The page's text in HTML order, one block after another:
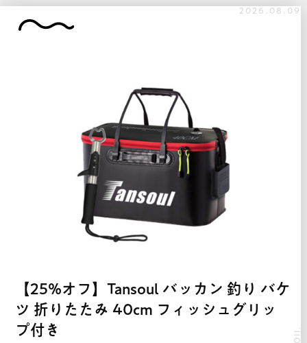
2026.08.09
【25%オフ】Tansoul バッカン 釣り バケ
ツ 折りたたみ 40cm フィッシュグリッ
プ付き